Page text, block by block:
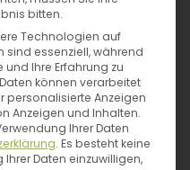
Rezepte
bekannten und
Gartenkräutern
praktische
Kreationen
Vorspeisen,
bitten.
Technologien auf
sind essenziell, während
Ihre Erfahrung zu
können verarbeitet
personalisierte Anzeigen
Anzeigen und Inhalten.
Ihrer Daten
. Es besteht keine
Daten einzuwilligen,